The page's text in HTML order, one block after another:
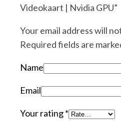
Videokaart | Nvidia GPU”
Your email address will
Required fields are
Name
Email
Your rating*